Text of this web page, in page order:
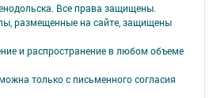
Все права защищены.
размещенные на сайте, защищены
и распространение в любом объеме
только с письменного согласия